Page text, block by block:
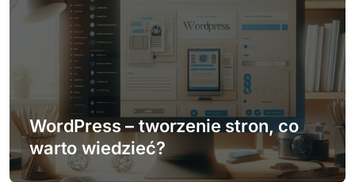
WordPress – tworzenie stron, co
warto wiedzieć?